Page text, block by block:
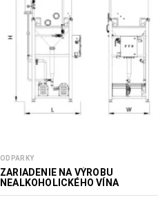
ODPARKY
ZARIADENIE NA VÝROBU
NEALKOHOLICKÉHO VÍNA